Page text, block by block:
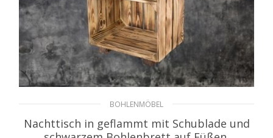
BOHLENMÖBEL
Nachttisch in geflammt mit Schublade und